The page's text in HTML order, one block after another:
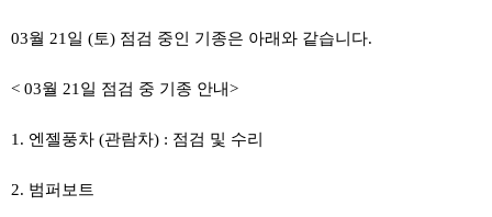
03월 21일 (토) 점검 중인 기종은 아래와 같습니다.
< 03월 21일 점검 중 기종 안내>
1. 엔젤풍차 (관람차) : 점검 및 수리
2. 범퍼보트